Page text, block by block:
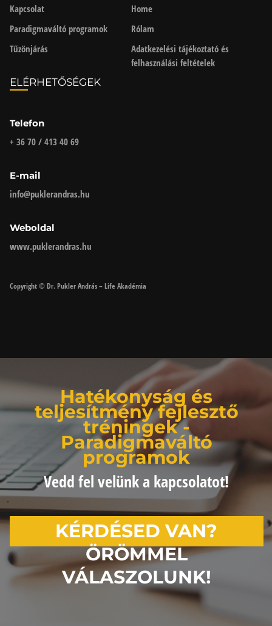
Kapcsolat
Home
Paradigmaváltó programok
Rólam
Tűzönjárás
Adatkezelési tájékoztató és
felhasználási feltételek
ELÉRHETŐSÉGEK
Telefon
+ 36 70 / 413 40 69
E-mail
info@puklerandras.hu
Weboldal
www.puklerandras.hu
Copyright © Dr. Pukler András – Life Akadémia
Hatékonyság és
teljesítmény fejlesztő
tréningek -
Paradigmaváltó
programok
Vedd fel velünk a kapcsolatot!
KÉRDÉSED VAN?
ÖRÖMMEL
VÁLASZOLUNK!